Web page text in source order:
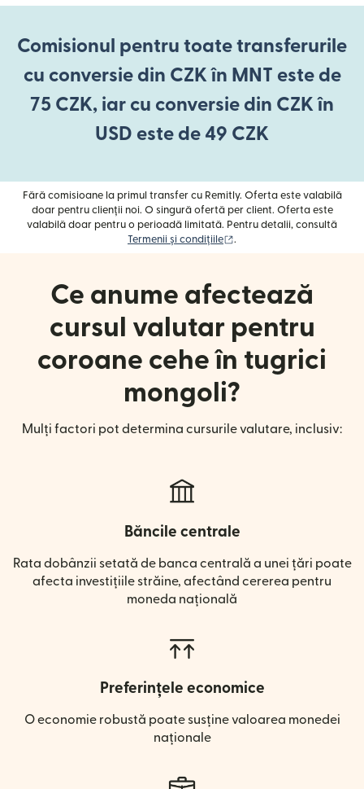
Comisionul pentru toate transferurile
cu conversie din CZK în MNT este de
75 CZK, iar cu conversie din CZK în
USD este de 49 CZK
Fără comisioane la primul transfer cu Remitly. Oferta este valabilă
doar pentru clienții noi. O singură ofertă per client. Oferta este
valabilă doar pentru o perioadă limitată. Pentru detalii, consultă
Termenii și condițiile
.
Ce anume afectează
cursul valutar pentru
coroane cehe în tugrici
mongoli?
Mulți factori pot determina cursurile valutare, inclusiv:
Băncile centrale
Rata dobânzii setată de banca centrală a unei țări poate
afecta investițiile străine, afectând cererea pentru
moneda națională
Preferințele economice
O economie robustă poate susține valoarea monedei
naționale